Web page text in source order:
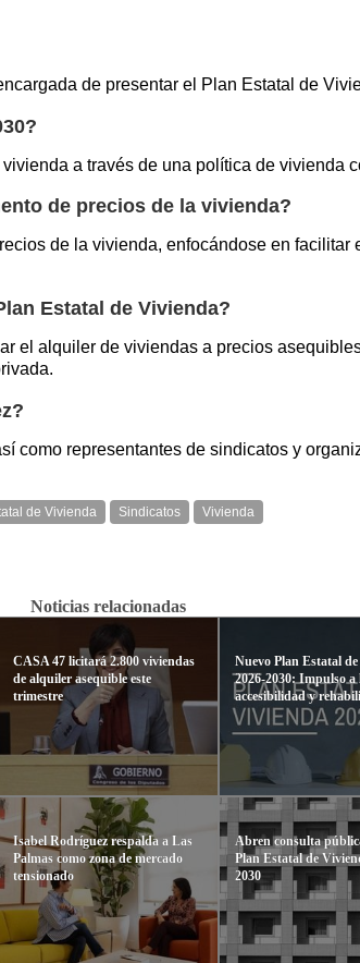
de presentar el Plan Estatal de
a través de una política de vivienda
de precios de la vivienda?
de la vivienda, enfocándose en
Estatal de Vivienda?
el alquiler de viviendas a precios
como representantes de sindicatos y
de Vivienda Sindicatos Vivienda
Noticias relacionadas
CASA 47 licitará 2.800 viviendas
de alquiler asequible este
trimestre
Isabel Rodríguez respalda a Las
Palmas como zona de mercado
tensionado
Nuevo Plan Estatal
2026-2030: Impulso a
accesibilidad y
Abren consulta
Plan Estatal de
2030